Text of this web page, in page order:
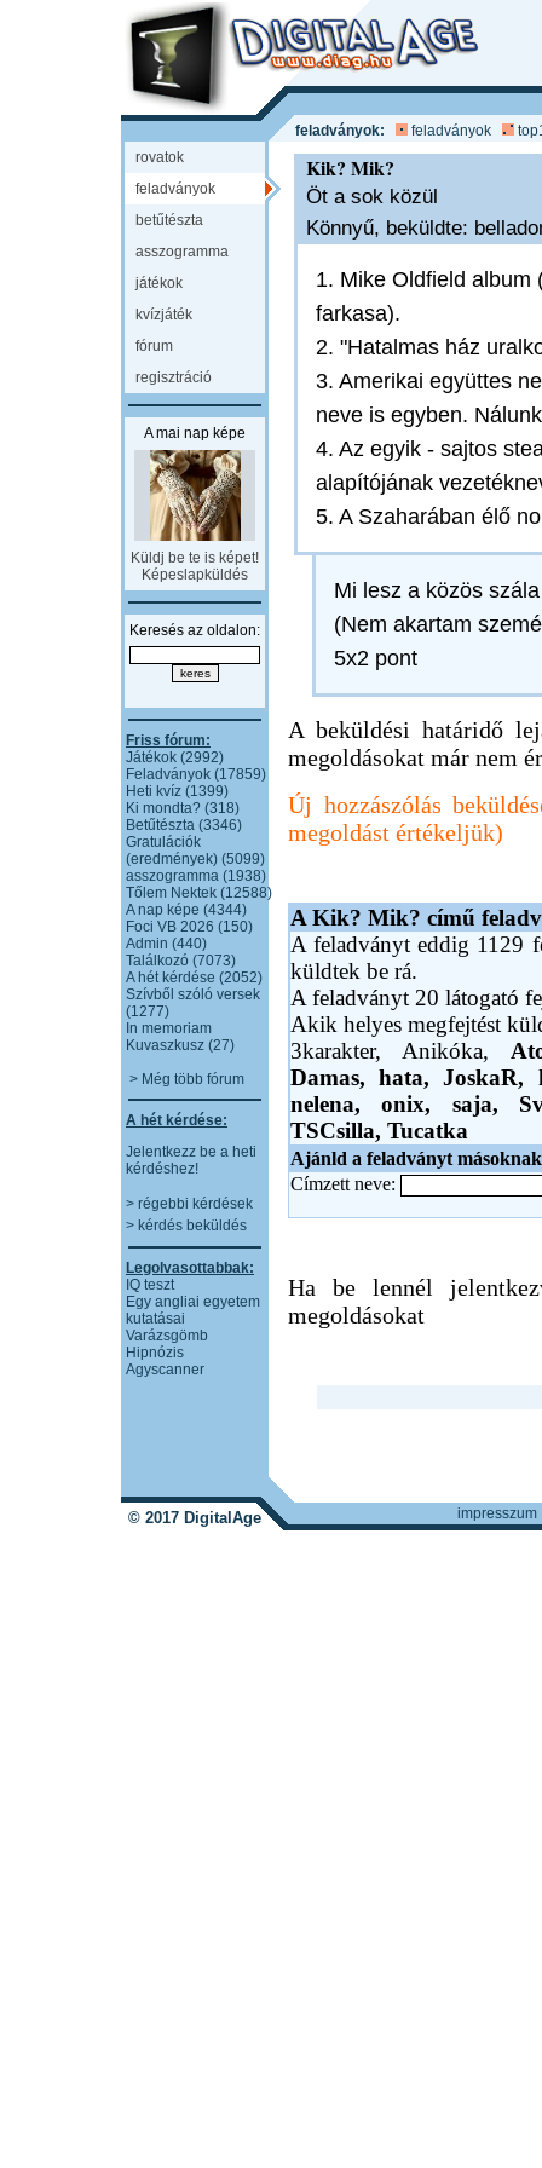
feladványok: feladványok
rovatok
feladványok
betűtészta
asszogramma
játékok
kvízjáték
fórum
regisztráció
A mai nap képe
Küldj be te is képet!
Képeslapküldés
Keresés az oldalon:
Friss fórum:
Játékok (2992)
Feladványok (17859)
Heti kvíz (1399)
Ki mondta? (318)
Betűtészta (3346)
Gratulációk
(eredmények) (5099)
asszogramma (1938)
Tőlem Nektek (12588)
A nap képe (4344)
Foci VB 2026 (150)
Admin (440)
Találkozó (7073)
A hét kérdése (2052)
Szívből szóló versek
(1277)
In memoriam
Kuvaszkusz (27)
> Még több fórum
A hét kérdése:
Jelentkezz be a heti
kérdéshez!
> régebbi kérdések
> kérdés beküldés
Legolvasottabbak:
IQ teszt
Egy angliai egyetem
kutatásai
Varázsgömb
Hipnózis
Agyscanner
Kik? Mik?
Öt a sok közül
Könnyű, beküldte:
1. Mike Oldfield album
farkasa).
2. "Hatalmas ház
3. Amerikai együttes
neve is egyben.
4. Az egyik - sajtos
alapítójának
5. A Szaharában élő
Mi lesz a közös
(Nem akartam
5x2 pont
A beküldési határidő
megoldásokat már nem
Új hozzászólás
megoldást értékeljük)
A Kik? Mik? című
A feladványt eddig 1129
küldtek be rá.
A feladványt 20 látogató
Akik helyes megfejtést
3karakter, Anikóka,
Damas,hata,JoskaR,
nelena,onix, saja,
TSCsilla, Tucatka
Ajánld a feladványt
Címzett neve:
Ha be lennél
megoldásokat
© 2017 DigitalAge impresszum